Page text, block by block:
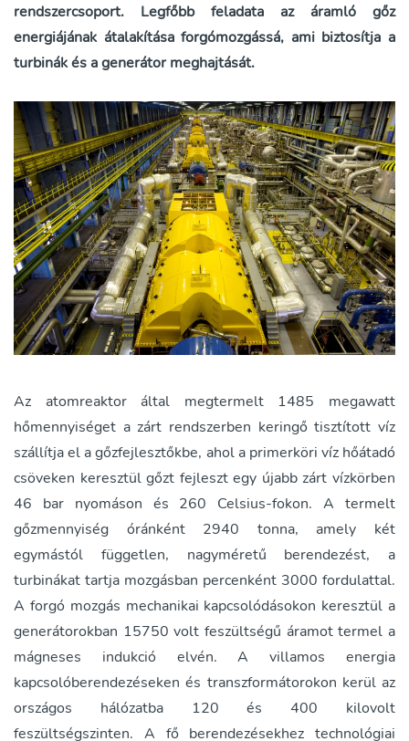
rendszercsoport. Legfőbb feladata az áramló gőz
energiájának átalakítása forgómozgássá, ami biztosítja a
turbinák és a generátor meghajtását.
Az atomreaktor által megtermelt 1485 megawatt
hőmennyiséget a zárt rendszerben keringő tisztított víz
szállítja el a gőzfejlesztőkbe, ahol a primerköri víz hőátadó
csöveken keresztül gőzt fejleszt egy újabb zárt vízkörben
46 bar nyomáson és 260 Celsius-fokon. A termelt
gőzmennyiség óránként 2940 tonna, amely két
egymástól független, nagyméretű berendezést, a
turbinákat tartja mozgásban percenként 3000 fordulattal.
A forgó mozgás mechanikai kapcsolódásokon keresztül a
generátorokban 15750 volt feszültségű áramot termel a
mágneses indukció elvén. A villamos energia
kapcsolóberendezéseken és transzformátorokon kerül az
országos hálózatba 120 és 400 kilovolt
feszültségszinten. A fő berendezésekhez technológiai